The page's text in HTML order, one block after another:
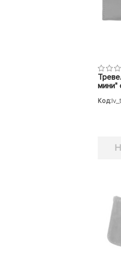
мини"
Код: